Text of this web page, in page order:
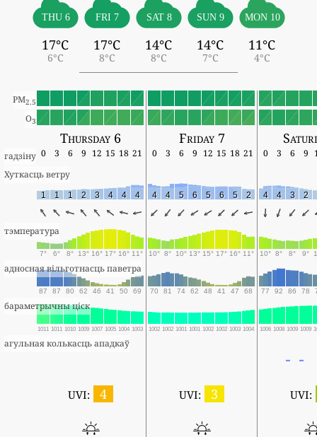
THU 6
17°C
6°C
FRI 7
17°C
8°C
SAT 8
14°C
8°C
SUN 9
14°C
7°C
MON 10
11°C
4°C
PM2.5
O3
Thursday 6 Friday 7
гадзіну 0 3 6 9 12 15 18 21 0 3 6 9 12 15 18 21 0 3 6 9
Хуткасць ветру
1 1 1 2 3 4 4 4 4 4 5 6 5 6 5 2 4 4 3 2
тэмпература
7° 6° 8° 13° 16° 17° 16° 11° 10° 8° 10° 13° 15° 17° 16° 11° 10° 8° 8° 9°
адносная вільготнасць паветра
87 87 80 62 46 41 50 69 70 81 74 62 48 41 47 68 77 92 86 78
бараметрычны ціск
1011 1011 1010 1009 1007 1005 1004 1003 1002 1002 1001 1001 1002 1002 1003 1004 1006 1008 1009 1009
агульная колькасць ападкаў
UVI: 4 UVI: 3 UVI: